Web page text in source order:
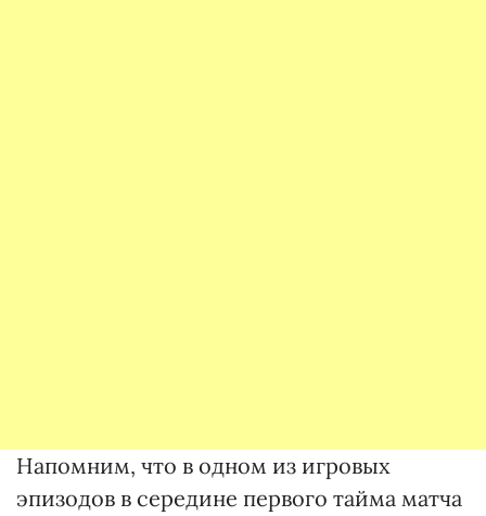
Напомним, что в одном из игровых
эпизодов в середине первого тайма матча